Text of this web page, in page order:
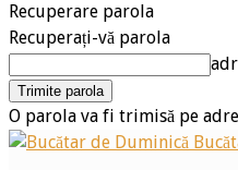
Recuperare parola
Recuperați-vă parola
O parola va fi trimisă pe